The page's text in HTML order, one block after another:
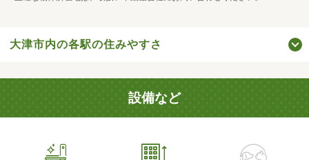
大津市内の各駅の住みやすさ
設備など